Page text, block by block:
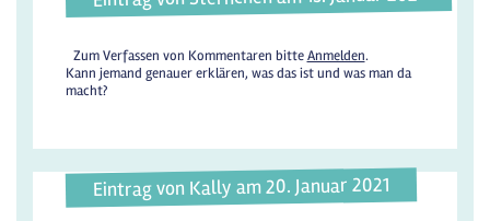
Zum Verfassen von Kommentaren bitteAnmelden.
Kann jemand genauer erklären, was das ist und was man da
macht?
Eintrag von Kally am 20. Januar 2021